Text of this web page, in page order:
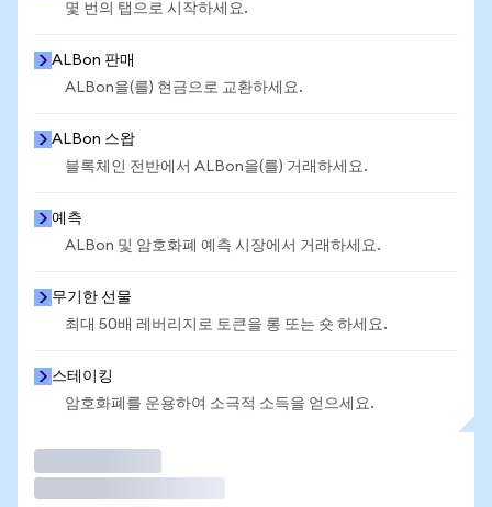
몇 번의 탭으로 시작하세요.
ALBon 판매
ALBon을(를) 현금으로 교환하세요.
ALBon 스왑
블록체인 전반에서 ALBon을(를) 거래하세요.
예측
ALBon 및 암호화폐 예측 시장에서 거래하세요.
무기한 선물
최대 50배 레버리지로 토큰을 롱 또는 숏 하세요.
스테이킹
암호화폐를 운용하여 소극적 소득을 얻으세요.